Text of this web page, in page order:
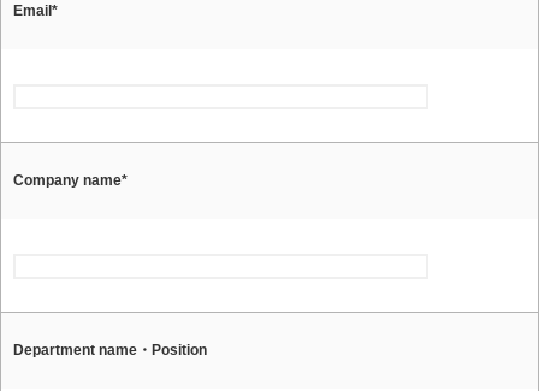
Email *
Company name*
Department name・Position